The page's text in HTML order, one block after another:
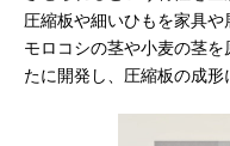
圧縮板や細いひもを家具
モロコシの茎や小麦の茎
たに開発し、圧縮板の成形